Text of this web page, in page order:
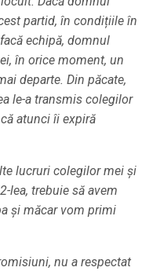
partid, în condițiile în
echipă, domnul
în orice moment, un
departe. Din păcate,
le-a transmis colegilor
atunci îi expiră
lucruri colegilor mei și
lea, trebuie să avem
și măcar vom primi
nu a respectat